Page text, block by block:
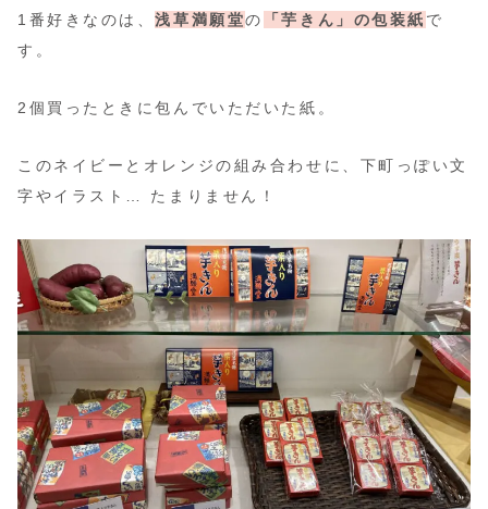
1番好きなのは、浅草満願堂の 「芋きん」の包装紙 で
す。
2個買ったときに包んでいただいた紙。
このネイビーとオレンジの組み合わせに、下町っぽい文
字やイラスト… たまりません！